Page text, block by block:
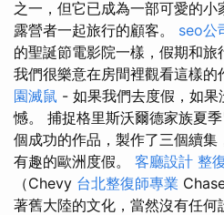
之一，但它已成為一部可愛的
露營者一起旅行的顧客。 seo公
的聖誕節電影院一樣，假期和旅
我們很樂意在房間裡觀看這樣的
園滅鼠 - 如果我們去度假，如
憾。 捕捉格里斯沃爾德家族夏
個成功的作品，製作了三個續
有趣的歐洲度假。 客廳設計 整
（Chevy 台北整復師專業
著舊大陸的文化，當然沒有任